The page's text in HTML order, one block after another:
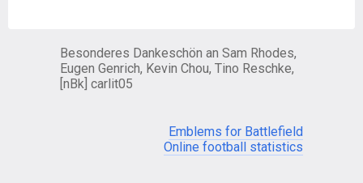
Besonderes Dankeschön an Sam Rhodes,
Eugen Genrich, Kevin Chou, Tino Reschke,
[nBk] carlit05
Emblems for Battlefield
Online football statistics